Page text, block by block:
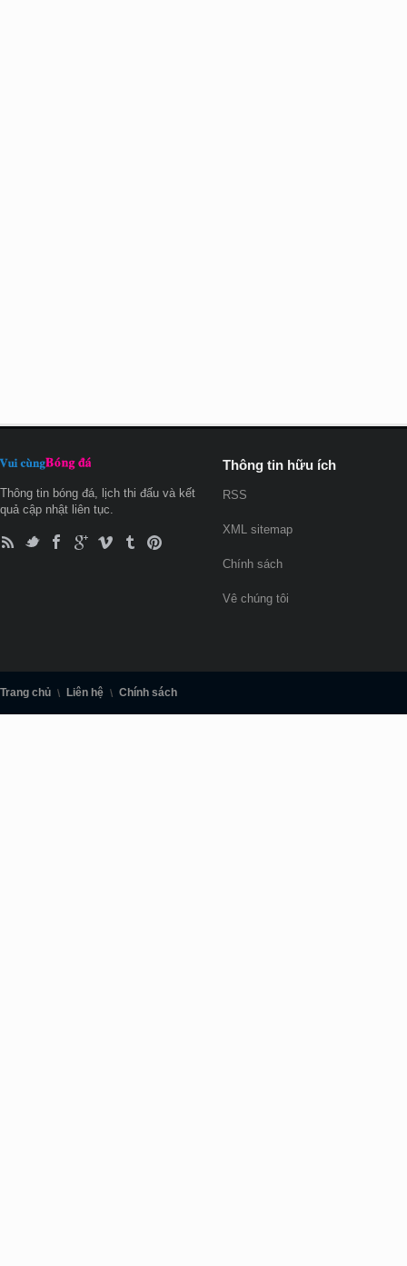
Thông tin bóng đá, lịch thi đấu và kết
quả cập nhật liên tục.
Thông tin hữu ích
RSS
XML sitemap
Chính sách
Vê chúng tôi
Trang chủ Liên hệ Chính sách